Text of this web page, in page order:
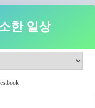
한 일상